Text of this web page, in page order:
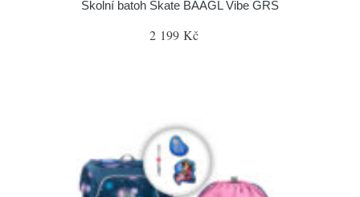
Školní batoh Skate BAAGL Vibe GRS
2 199 Kč